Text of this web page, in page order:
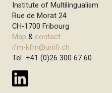
Institute of Multilingualism
Rue de Morat 24
CH-1700 Fribourg
Map & contact
ifm-kfm@unifr.ch
Tel +41 (0)26 300 67 60